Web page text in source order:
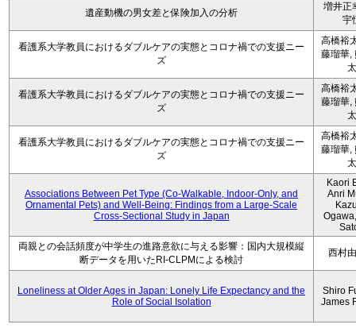
遺産動機の男女差と保険加入の分析
増井正
宇
看護系大学教員におけるダブルケアの実態とコロナ禍での支援ニー
ズ
高橋裕
藤瑠華,
太
看護系大学教員におけるダブルケアの実態とコロナ禍での支援ニー
ズ
高橋裕
藤瑠華,
太
看護系大学教員におけるダブルケアの実態とコロナ禍での支援ニー
ズ
高橋裕
藤瑠華,
太
Associations Between Pet Type (Co-Walkable, Indoor-Only, and
Ornamental Pets) and Well-Being: Findings from a Large-Scale
Cross-Sectional Study in Japan
Kaori
Anri
両親との会話頻度が中学生の進路意欲に与える影響：国内大規模縦
断データを用いたRI-CLPMによる検討
西村
Loneliness at Older Ages in Japan: Lonely Life Expectancy and the
Role of Social Isolation
Shiro
James